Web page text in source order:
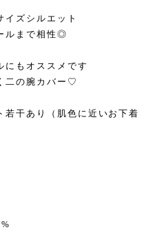
イズシルエット
ルまで相性◎
にもオススメです
二の腕カバー♡
若干あり（肌色に近いお下着